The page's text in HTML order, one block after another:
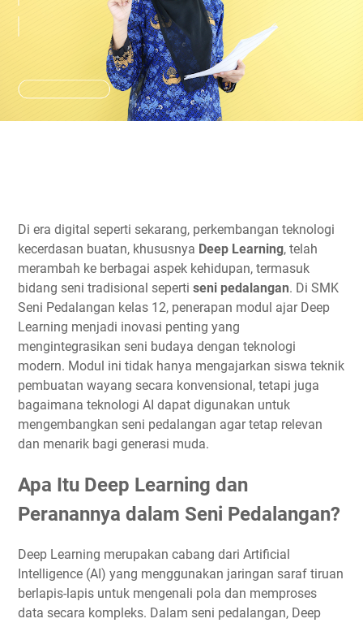
Di era digital seperti sekarang, perkembangan teknologi
kecerdasan buatan, khususnya Deep Learning, telah
merambah ke berbagai aspek kehidupan, termasuk
bidang seni tradisional seperti seni pedalangan. Di SMK
Seni Pedalangan kelas 12, penerapan modul ajar Deep
Learning menjadi inovasi penting yang
mengintegrasikan seni budaya dengan teknologi
modern. Modul ini tidak hanya mengajarkan siswa teknik
pembuatan wayang secara konvensional, tetapi juga
bagaimana teknologi AI dapat digunakan untuk
mengembangkan seni pedalangan agar tetap relevan
dan menarik bagi generasi muda.
Apa Itu Deep Learning dan
Peranannya dalam Seni Pedalangan?
Deep Learning merupakan cabang dari Artificial
Intelligence (AI) yang menggunakan jaringan saraf tiruan
berlapis-lapis untuk mengenali pola dan memproses
data secara kompleks. Dalam seni pedalangan, Deep